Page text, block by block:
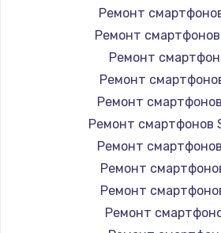
Заказать
Замена
Заказать
Заказать
Замена регулятора
Ремонт
Ремонт
Ремонт
Ремонт
Ремонт
Ремонт смартфонов
Ремонт
Ремонт
Ремонт
Ремонт